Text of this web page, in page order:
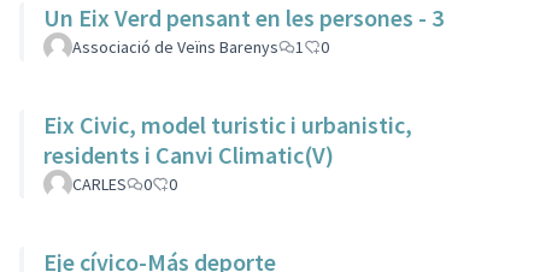
Un Eix Verd pensant en les persones - 3
Associació de Veïns Barenys 1 0
Eix Civic, model turistic i urbanistic,
residents i Canvi Climatic(V)
CARLES 0 0
Eje cívico-Más deporte